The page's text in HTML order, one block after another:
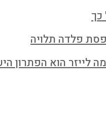
כך
פלדה תלויה
לייזר הוא הפתרון